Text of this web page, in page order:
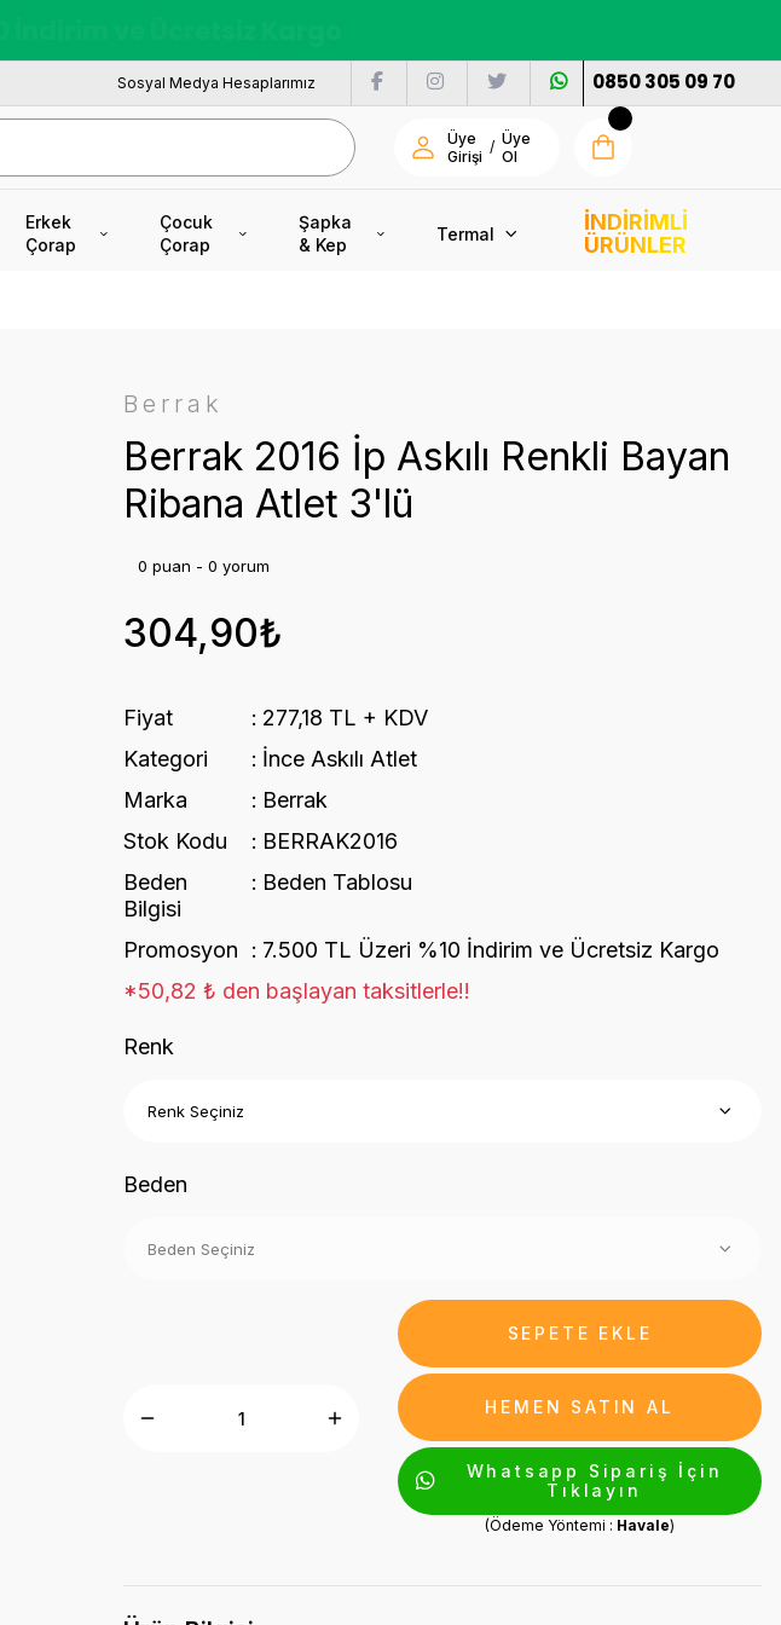
Sosyal Medya Hesaplarımız 0850 305 09 70
Üye
Girişi
/ Üye
Ol
Erkek
Çorap
Çocuk
Çorap
Şapka
& Kep
Termal
İNDİRİMLİ
ÜRÜNLER
Berrak
Berrak 2016 İp Askılı Renkli Bayan
Ribana Atlet 3'lü
0 puan - 0 yorum
304,90₺
Fiyat
277,18 TL + KDV
Kategori
İnce Askılı Atlet
Marka
Berrak
Stok Kodu
BERRAK2016
Beden
Bilgisi
Beden Tablosu
Promosyon
7.500 TL Üzeri %10 İndirim ve Ücretsiz Kargo
*50,82 ₺ den başlayan taksitlerle!!
Renk
Beden
SEPETE EKLE
HEMEN SATIN AL
Whatsapp Sipariş İçin
Tıklayın
(Ödeme Yöntemi : Havale)